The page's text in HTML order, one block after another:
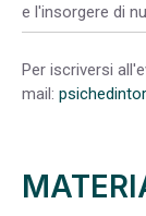
e l'insorgere di
Per iscriversi
mail: